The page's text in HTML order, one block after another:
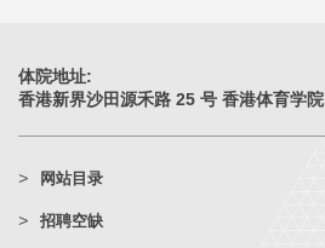
体院地址:
香港新界沙田源禾路 25 号 香港体育学院
网站目录
招聘空缺